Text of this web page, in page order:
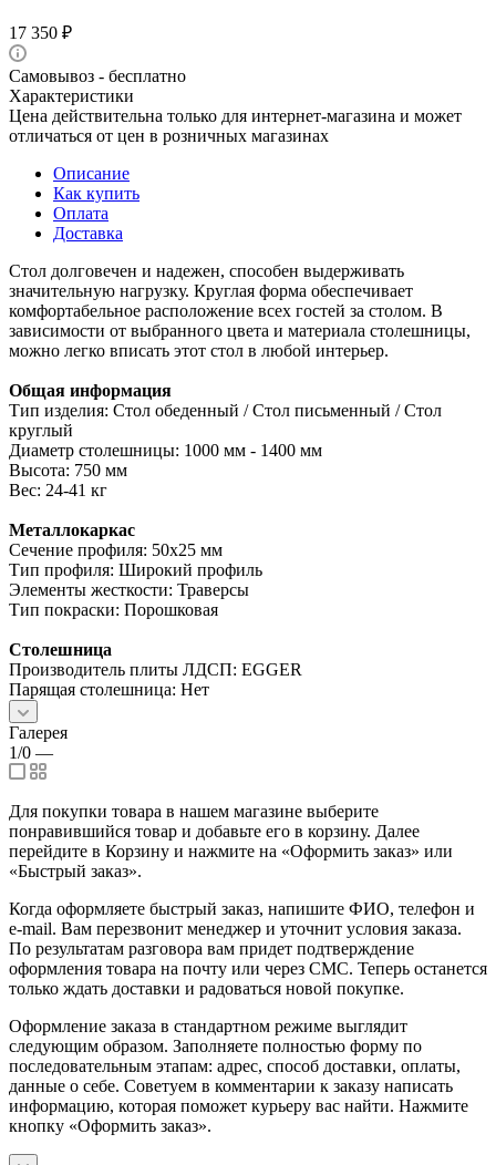
17 350 ₽
Самовывоз - бесплатно
Характеристики
Цена действительна только для интернет-магазина и может
отличаться от цен в розничных магазинах
Описание
Как купить
Оплата
Доставка
Стол долговечен и надежен, способен выдерживать
значительную нагрузку. Круглая форма обеспечивает
комфортабельное расположение всех гостей за столом. В
зависимости от выбранного цвета и материала столешницы,
можно легко вписать этот стол в любой интерьер.
Общая информация
Тип изделия: Стол обеденный / Стол письменный / Стол
круглый
Диаметр столешницы: 1000 мм - 1400 мм
Высота: 750 мм
Вес: 24-41 кг
Металлокаркас
Сечение профиля: 50х25 мм
Тип профиля: Широкий профиль
Элементы жесткости: Траверсы
Тип покраски: Порошковая
Столешница
Производитель плиты ЛДСП: EGGER
Парящая столешница: Нет
Галерея
1/0 —
Для покупки товара в нашем магазине выберите
понравившийся товар и добавьте его в корзину. Далее
перейдите в Корзину и нажмите на «Оформить заказ» или
«Быстрый заказ».
Когда оформляете быстрый заказ, напишите ФИО, телефон и
e-mail. Вам перезвонит менеджер и уточнит условия заказа.
По результатам разговора вам придет подтверждение
оформления товара на почту или через СМС. Теперь останется
только ждать доставки и радоваться новой покупке.
Оформление заказа в стандартном режиме выглядит
следующим образом. Заполняете полностью форму по
последовательным этапам: адрес, способ доставки, оплаты,
данные о себе. Советуем в комментарии к заказу написать
информацию, которая поможет курьеру вас найти. Нажмите
кнопку «Оформить заказ».